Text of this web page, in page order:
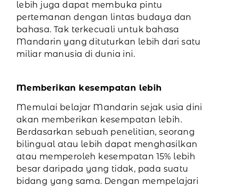
lebih juga dapat membuka pintu
pertemanan dengan lintas budaya dan
bahasa. Tak terkecuali untuk bahasa
Mandarin yang dituturkan lebih dari satu
miliar manusia di dunia ini.
Memberikan kesempatan lebih
Memulai belajar Mandarin sejak usia dini
akan memberikan kesempatan lebih.
Berdasarkan sebuah penelitian, seorang
bilingual atau lebih dapat menghasilkan
atau memperoleh kesempatan 15% lebih
besar daripada yang tidak, pada suatu
bidang yang sama. Dengan mempelajari